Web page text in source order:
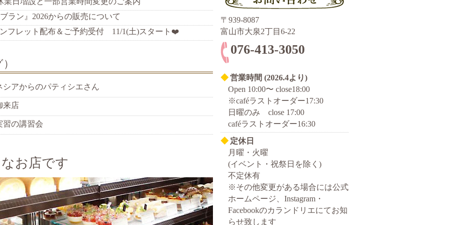
ラン』2026からの販売について
ンフレット配布＆ご予約受付 11/1(土)スタート❤️
シアからのパティシエさん
来店
習の講習会
お店です
〒939-8087
富山市大泉2丁目6-22
076-413-3050
◆営業時間 (2026.4より)
Open 10:00〜 close18:00
※caféラストオーダー17:30
日曜のみ close 17:00
caféラストオーダー16:30
◆ 定休日
月曜・火曜
(イベント・祝祭日を除く)
不定休有
※その他変更がある場合には公式
ホームページ、Instagram・
Facebookのカランドリエにてお知
らせ致します